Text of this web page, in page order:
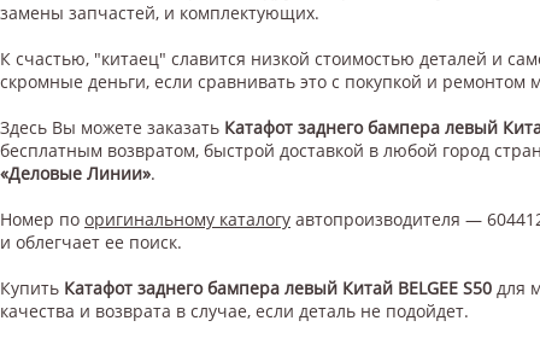
замены запчастей, и комплектующих.
К счастью, "китаец" славится низкой стоимостью деталей и
скромные деньги, если сравнивать это с покупкой и
Здесь Вы можете заказать Катафот заднего бампера левый
бесплатным возвратом, быстрой доставкой в любой город
«Деловые Линии».
Номер по оригинальному каталогу автопроизводителя —
и облегчает ее поиск.
Купить Катафот заднего бампера левый Китай BELGEE S50 для
качества и возврата в случае, если деталь не подойдет.